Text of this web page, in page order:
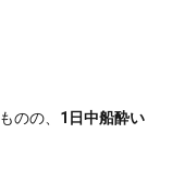
のの、 1日中船酔い